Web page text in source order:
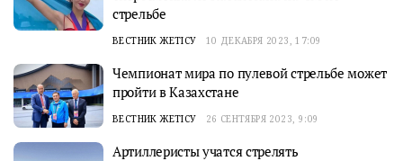
стрельбе
ВЕСТНИК ЖЕТІСУ 10 ДЕКАБРЯ 2023, 17:09
Чемпионат мира по пулевой стрельбе может
пройти в Казахстане
ВЕСТНИК ЖЕТІСУ 26 СЕНТЯБРЯ 2023, 9:09
Артиллеристы учатся стрелять